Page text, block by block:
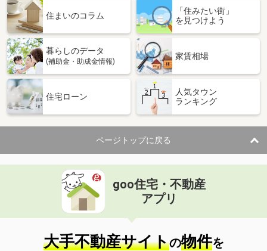
住まいのコラム
「住みたい街」
を見つけよう
暮らしのデータ
(補助金・助成金情報)
家賃相場
住宅ローン
人気タウン
ランキング
ページトップに戻る
goo住宅・不動産
アプリ
大手不動産サイトの物件を